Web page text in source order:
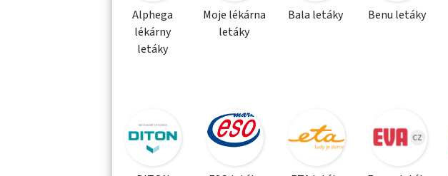
Alphega
lékárny
letáky
Moje lékárna
letáky
Bala letáky Benu letáky